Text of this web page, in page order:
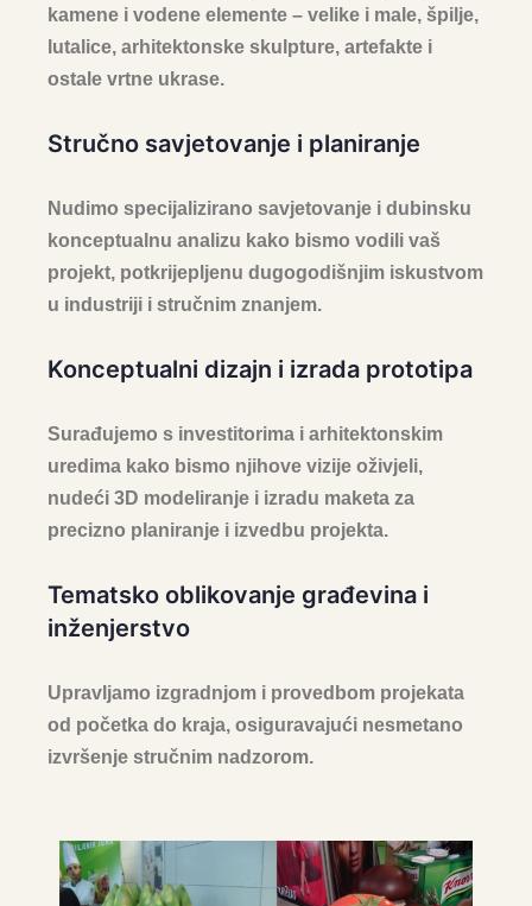
kamene i vodene elemente – velike i male, špilje,
lutalice, arhitektonske skulpture, artefakte i
ostale vrtne ukrase.
Stručno savjetovanje i planiranje
Nudimo specijalizirano savjetovanje i dubinsku
konceptualnu analizu kako bismo vodili vaš
projekt, potkrijepljenu dugogodišnjim iskustvom
u industriji i stručnim znanjem.
Konceptualni dizajn i izrada prototipa
Surađujemo s investitorima i arhitektonskim
uredima kako bismo njihove vizije oživjeli,
nudeći 3D modeliranje i izradu maketa za
precizno planiranje i izvedbu projekta.
Tematsko oblikovanje građevina i
inženjerstvo
Upravljamo izgradnjom i provedbom projekata
od početka do kraja, osiguravajući nesmetano
izvršenje stručnim nadzorom.